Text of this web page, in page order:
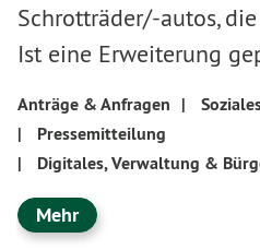
Schrotträder/-autos,
Ist eine Erweiterung
Anträge & Anfragen |
|
Pressemitteilung
|
Digitales, Verwaltung &
Mehr